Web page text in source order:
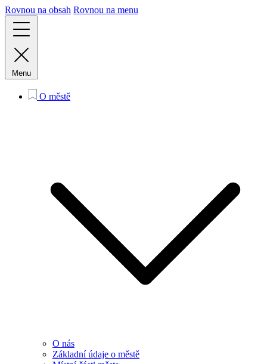
Rovnou na obsah Rovnou na menu
Menu
O městě
O nás
Základní údaje o městě